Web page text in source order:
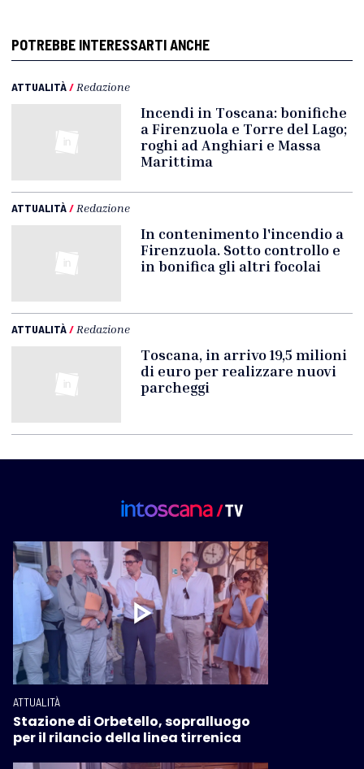
POTREBBE INTERESSARTI ANCHE
ATTUALITÀ/ Redazione
Incendi in Toscana: bonifiche
a Firenzuola e Torre del Lago;
roghi ad Anghiari e Massa
Marittima
ATTUALITÀ/ Redazione
In contenimento l'incendio a
Firenzuola. Sotto controllo e
in bonifica gli altri focolai
ATTUALITÀ/ Redazione
Toscana, in arrivo 19,5 milioni
di euro per realizzare nuovi
parcheggi
ATTUALITÀ
Stazione di Orbetello, sopralluogo
per il rilancio della linea tirrenica